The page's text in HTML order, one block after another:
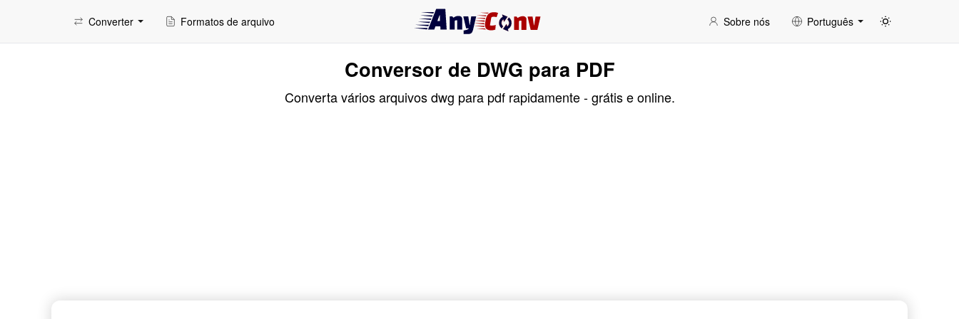
Converter Formatos de arquivo Sobre nós Português
Conversor de DWG para PDF
Converta vários arquivos dwg para pdf rapidamente - grátis e online.